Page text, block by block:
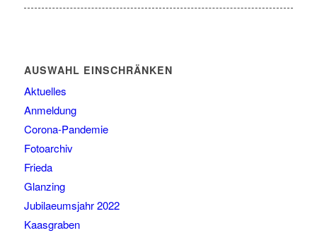
AUSWAHL EINSCHRÄNKEN
Aktuelles
Anmeldung
Corona-Pandemie
Fotoarchiv
Frieda
Glanzing
Jubilaeumsjahr 2022
Kaasgraben